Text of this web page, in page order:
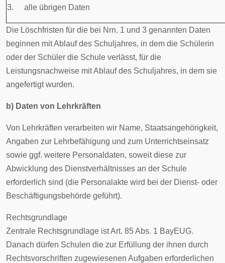
3. alle übrigen Daten
Die Löschfristen für die bei Nrn. 1 und 3 genannten Daten
beginnen mit Ablauf des Schuljahres, in dem die Schülerin
oder der Schüler die Schule verlässt, für die
Leistungsnachweise mit Ablauf des Schuljahres, in dem sie
angefertigt wurden.
b) Daten von Lehrkräften
Von Lehrkräften verarbeiten wir Name, Staatsangehörigkeit,
Angaben zur Lehrbefähigung und zum Unterrichtseinsatz
sowie ggf. weitere Personaldaten, soweit diese zur
Abwicklung des Dienstverhältnisses an der Schule
erforderlich sind (die Personalakte wird bei der Dienst- oder
Beschäftigungsbehörde geführt).
Rechtsgrundlage
Zentrale Rechtsgrundlage ist Art. 85 Abs. 1 BayEUG.
Danach dürfen Schulen die zur Erfüllung der ihnen durch
Rechtsvorschriften zugewiesenen Aufgaben erforderlichen